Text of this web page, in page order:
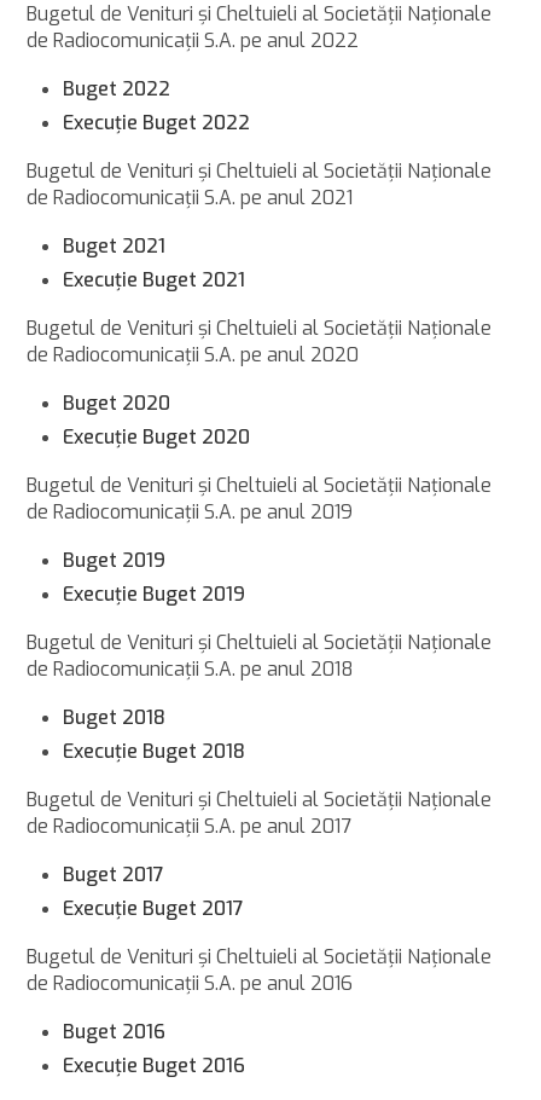
Bugetul de Venituri şi Cheltuieli al Societăţii Naţionale
de Radiocomunicaţii S.A. pe anul 2022
Buget 2022
Execuţie Buget 2022
Bugetul de Venituri şi Cheltuieli al Societăţii Naţionale
de Radiocomunicaţii S.A. pe anul 2021
Buget 2021
Execuţie Buget 2021
Bugetul de Venituri şi Cheltuieli al Societăţii Naţionale
de Radiocomunicaţii S.A. pe anul 2020
Buget 2020
Execuţie Buget 2020
Bugetul de Venituri şi Cheltuieli al Societăţii Naţionale
de Radiocomunicaţii S.A. pe anul 2019
Buget 2019
Execuţie Buget 2019
Bugetul de Venituri şi Cheltuieli al Societăţii Naţionale
de Radiocomunicaţii S.A. pe anul 2018
Buget 2018
Execuţie Buget 2018
Bugetul de Venituri şi Cheltuieli al Societăţii Naţionale
de Radiocomunicaţii S.A. pe anul 2017
Buget 2017
Execuţie Buget 2017
Bugetul de Venituri şi Cheltuieli al Societăţii Naţionale
de Radiocomunicaţii S.A. pe anul 2016
Buget 2016
Execuţie Buget 2016